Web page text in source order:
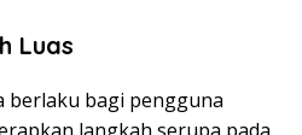
Luas
berlaku bagi pengguna